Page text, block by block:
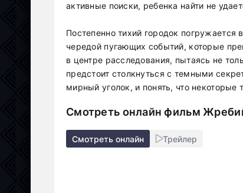
активные поиски, ребенка найти не
Постепенно тихий городок
чередой пугающих событий, которые
в центре расследования, пытаясь не
предстоит столкнуться с темными
мирный уголок, и понять, что некоторые
Смотреть онлайн фильм
Смотреть онлайн Трейлер